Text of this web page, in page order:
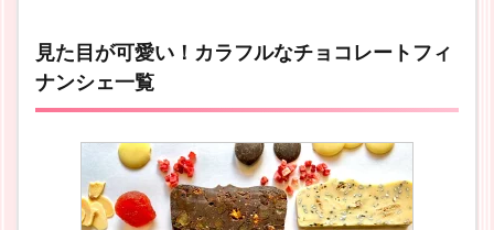
見た目が可愛い！カラフルなチョコレートフィ
ナンシェ一覧